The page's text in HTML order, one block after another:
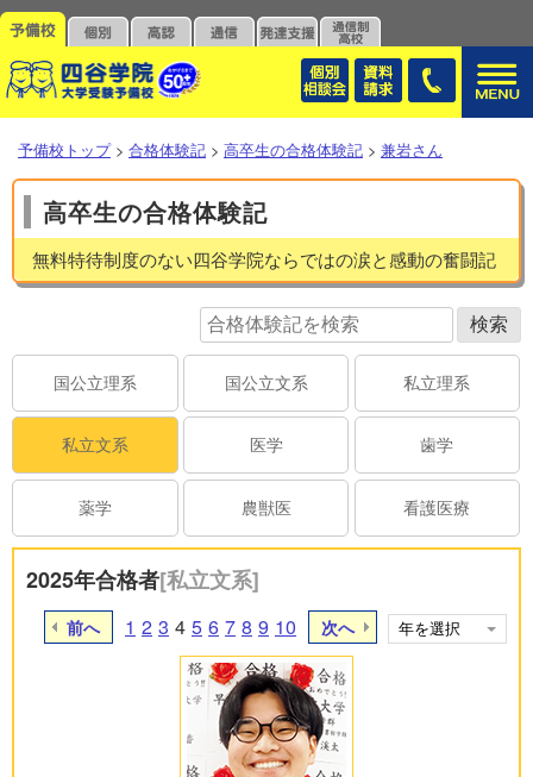
予備校トップ > 合格体験記 > 高卒生の合格体験記 > 兼岩さん
高卒生の合格体験記
無料特待制度のない四谷学院ならではの涙と感動の奮闘記
国公立理系 国公立文系 私立理系
私立文系 医学 歯学
薬学 農獣医 看護医療
2025年合格者[私立文系]
前へ 1 2 3 4 5 6 7 8 9 10 次へ